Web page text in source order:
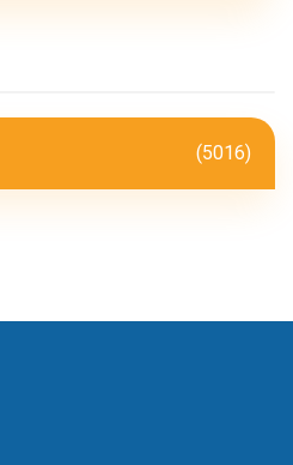
(5016)